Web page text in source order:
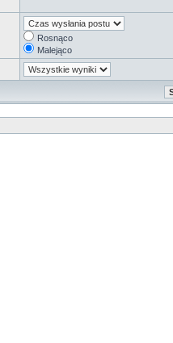
Rosnąco
Malejąco